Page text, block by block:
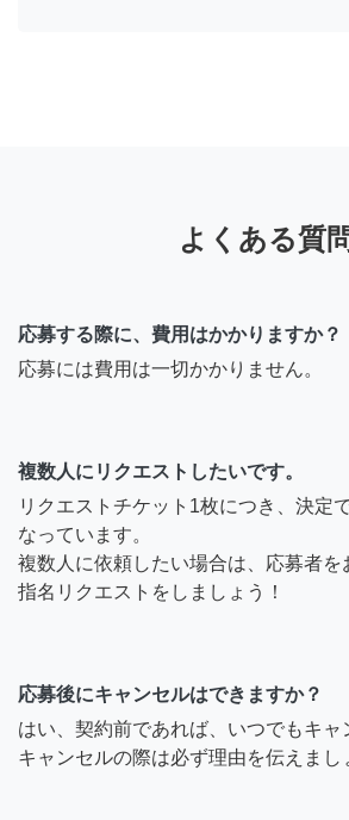
よくある質
応募する際に、費用はかかりますか？
応募には費用は一切かかりません。
複数人にリクエストしたいです。
リクエストチケット1枚につき、決定
なっています。
複数人に依頼したい場合は、応募者を
指名リクエストをしましょう！
応募後にキャンセルはできますか？
はい、契約前であれば、いつでもキャ
キャンセルの際は必ず理由を伝えまし